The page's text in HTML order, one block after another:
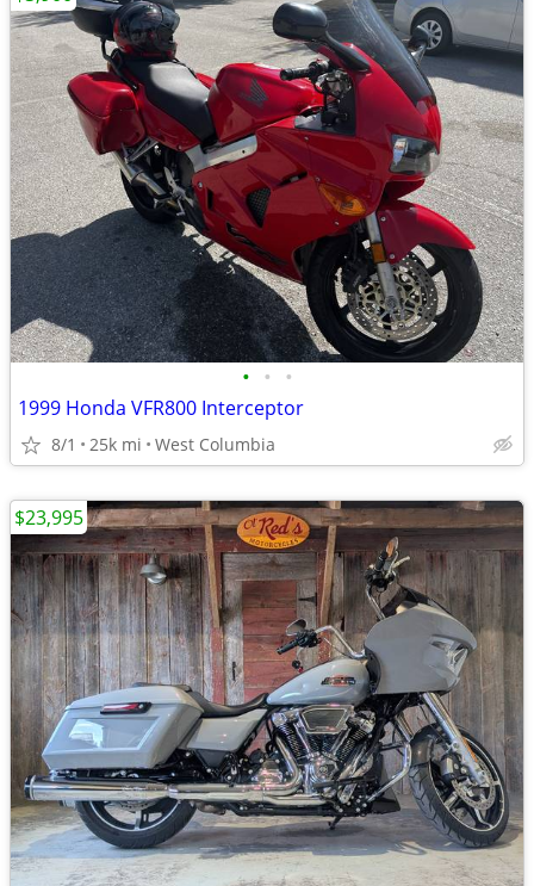
• • •
1999 Honda VFR800 Interceptor
8/1 25k mi West Columbia
$23,995